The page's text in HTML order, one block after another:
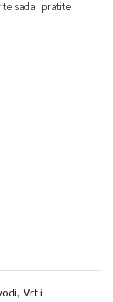
sada i pratite
,Vrt i